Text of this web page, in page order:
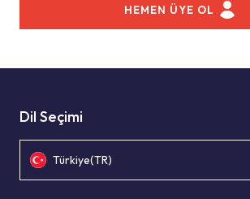
HEMEN ÜYE OL
Dil Seçimi
Türkiye(TR)